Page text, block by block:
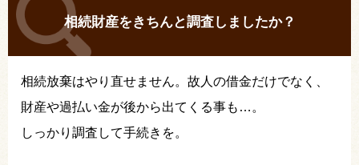
相続財産をきちんと調査しましたか？
相続放棄はやり直せません。故人の借金だけでなく、
財産や過払い金が後から出てくる事も…。
しっかり調査して手続きを。